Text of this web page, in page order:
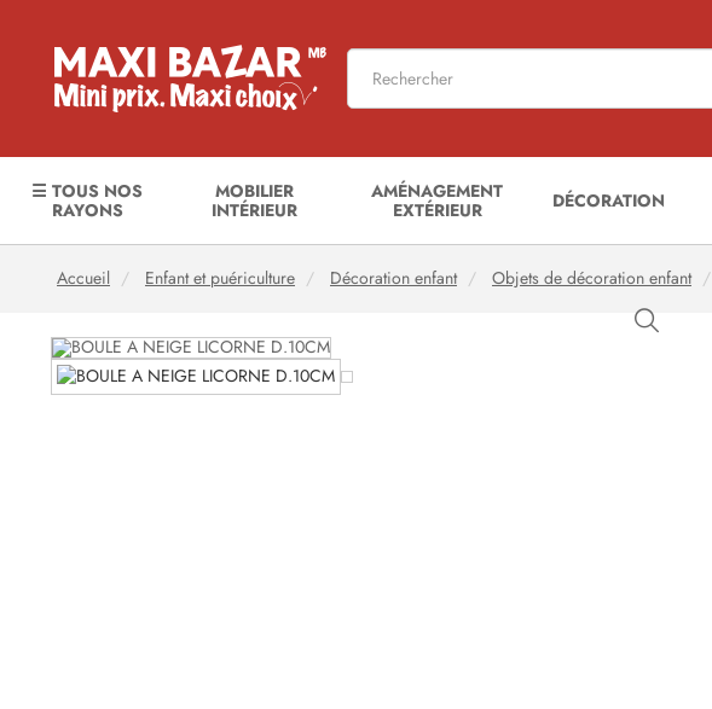
☰ TOUS NOS
RAYONS
MOBILIER
INTÉRIEUR
AMÉNAGEMENT
EXTÉRIEUR
DÉCORATION
Accueil Enfant et puériculture Décoration enfant Objets de décoration enfant